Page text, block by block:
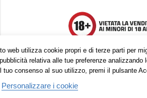
web utilizza cookie propri e di terze parti per
relativa alle tue preferenze analizzando
tuo consenso al suo utilizzo, premi il pulsante
Personalizzare i cookie